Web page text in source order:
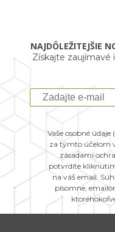
NAJDÔLEŽITEJŠIE
Získajte
Vaše osobné
za týmto účelom
zásadami
potvrdíte
na váš email.
písomne,